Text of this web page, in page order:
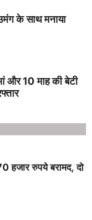
के साथ मनाया
और 10 माह की बेटी
हजार रुपये बरामद, दो